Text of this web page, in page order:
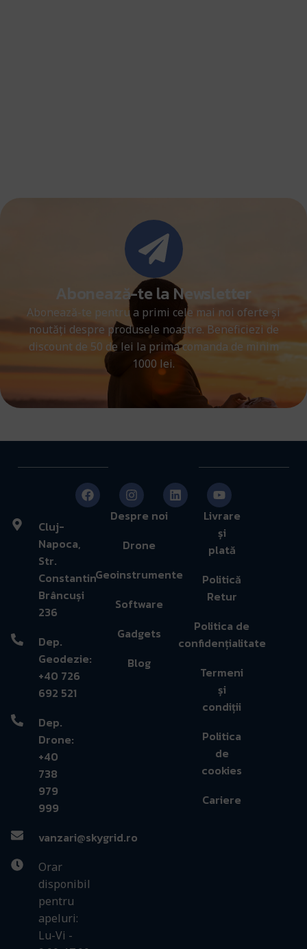
Abonează-te la Newsletter
Abonează-te pentru a primi cele mai noi oferte și
noutăți despre produsele noastre. Beneficiezi de
discount de 50 de lei la prima comanda de minim
1000 lei.
Cluj-
Napoca,
Str.
Constantin
Brâncuși
236
Dep.
Geodezie:
+40 726
692 521
Dep.
Drone:
+40
738
979
999
vanzari@skygrid.ro
Orar
disponibil
pentru
apeluri:
Lu-Vi -
Despre noi
Drone
Geoinstrumente
Software
Gadgets
Blog
Livrare
și
plată
Politică
Retur
Politica de
confidențialitate
Termeni
și
condiții
Politica
de
cookies
Cariere